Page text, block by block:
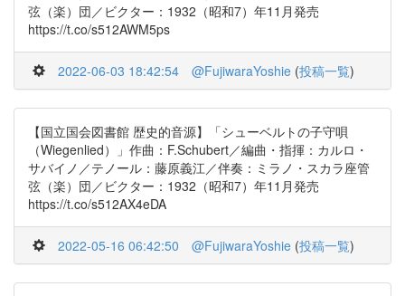
弦（楽）団／ビクター：1932（昭和7）年11月発売
https://t.co/s512AWM5ps
2022-06-03 18:42:54 @FujiwaraYoshie (投稿一覧)
【国立国会図書館 歴史的音源】「シューベルトの子守唄
（Wiegenlied）」作曲：F.Schubert／編曲・指揮：カルロ・
サバイノ／テノール：藤原義江／伴奏：ミラノ・スカラ座管
弦（楽）団／ビクター：1932（昭和7）年11月発売
https://t.co/s512AX4eDA
2022-05-16 06:42:50 @FujiwaraYoshie (投稿一覧)